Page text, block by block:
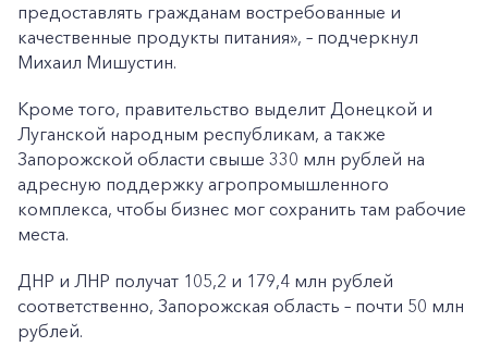
предоставлять гражданам востребованные и
качественные продукты питания», – подчеркнул
Михаил Мишустин.
Кроме того, правительство выделит Донецкой и
Луганской народным республикам, а также
Запорожской области свыше 330 млн рублей на
адресную поддержку агропромышленного
комплекса, чтобы бизнес мог сохранить там рабочие
места.
ДНР и ЛНР получат 105,2 и 179,4 млн рублей
соответственно, Запорожская область – почти 50 млн
рублей.